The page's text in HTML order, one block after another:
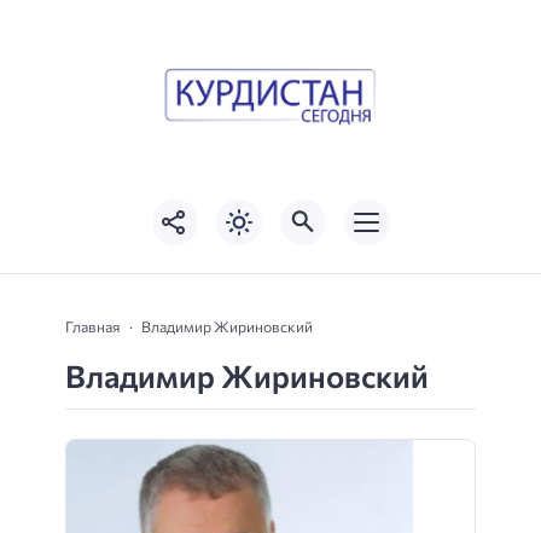
Главная Владимир Жириновский
Владимир Жириновский